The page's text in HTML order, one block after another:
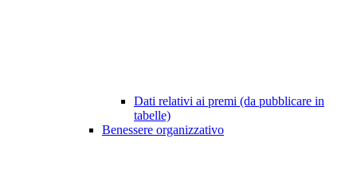
Dati relativi ai premi (da pubblicare in
tabelle)
Benessere organizzativo